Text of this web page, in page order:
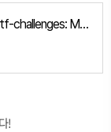
GitHub - encrypted-def/my-ctf-challenges: My ctf challenges, mostly cryptography
!